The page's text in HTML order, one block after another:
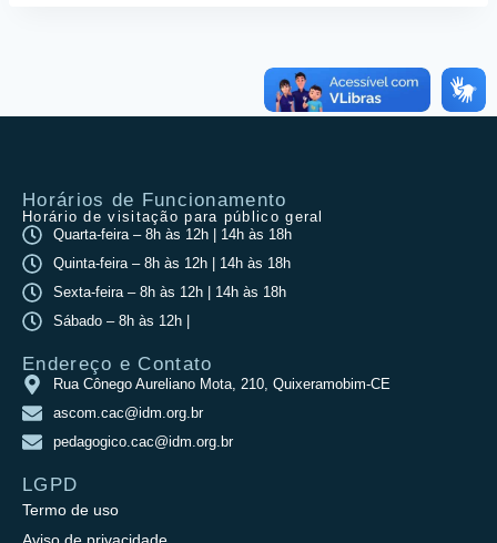
Horários de Funcionamento
Horário de visitação para público geral
Quarta-feira – 8h às 12h | 14h às 18h
Quinta-feira – 8h às 12h | 14h às 18h
Sexta-feira – 8h às 12h | 14h às 18h
Sábado – 8h às 12h |
Endereço e Contato
Rua Cônego Aureliano Mota, 210, Quixeramobim-CE
ascom.cac@idm.org.br
pedagogico.cac@idm.org.br
LGPD
Termo de uso